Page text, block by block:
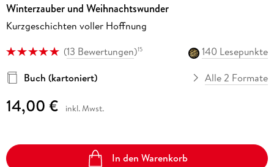
Winterzauber und Weihnachtswunder
Kurzgeschichten voller Hoffnung
(13 Bewertungen)15
140 Lesepunkte
Buch (kartoniert)
Alle 2 Formate
14,00 € inkl. Mwst.
In den Warenkorb